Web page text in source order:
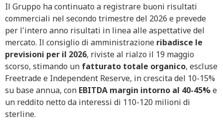
Il Gruppo ha continuato a registrare buoni risultati
commerciali nel secondo trimestre del 2026 e prevede
per l'intero anno risultati in linea alle aspettative del
mercato. Il consiglio di amministrazione ribadisce le
previsioni per il 2026, riviste al rialzo il 19 maggio
scorso, stimando un fatturato totale organico, escluse
Freetrade e Independent Reserve, in crescita del 10-15%
su base annua, con EBITDA margin intorno al 40-45%e
un reddito netto da interessi di 110-120 milioni di
sterline.